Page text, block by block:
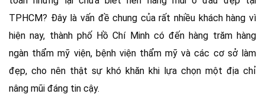
TPHCM? Đây là vấn đề chung của rất nhiều khách hàng vì
hiện nay, thành phố Hồ Chí Minh có đến hàng trăm hàng
ngàn thẩm mỹ viện, bệnh viện thẩm mỹ và các cơ sở làm
đẹp, cho nên thật sự khó khăn khi lựa chọn một địa chỉ
nâng mũi đáng tin cậy.